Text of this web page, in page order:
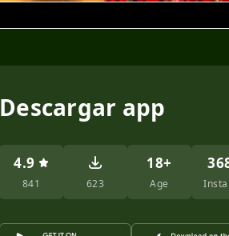
Descargar app
4.9
841 623
18+
Age